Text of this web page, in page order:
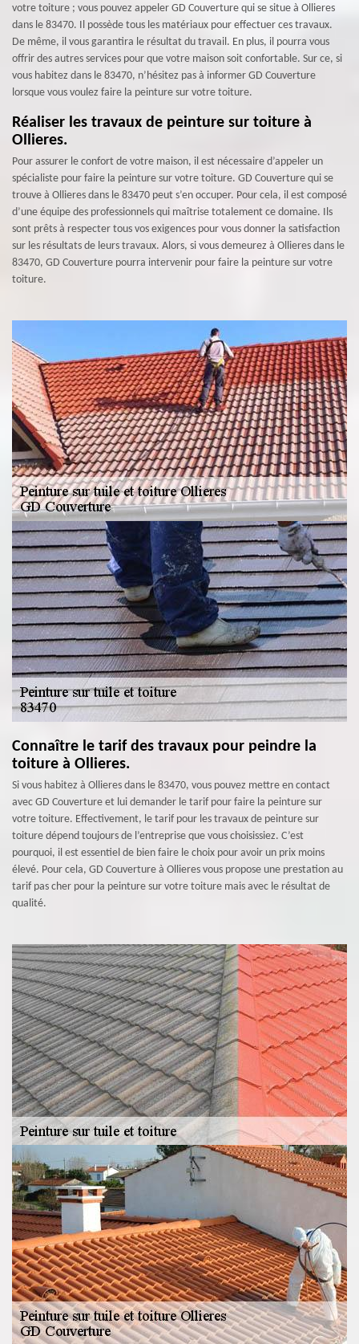
votre toiture ; vous pouvez appeler GD Couverture qui se situe à Ollieres
dans le 83470. Il possède tous les matériaux pour effectuer ces travaux.
De même, il vous garantira le résultat du travail. En plus, il pourra vous
offrir des autres services pour que votre maison soit confortable. Sur ce, si
vous habitez dans le 83470, n’hésitez pas à informer GD Couverture
lorsque vous voulez faire la peinture sur votre toiture.
Réaliser les travaux de peinture sur toiture à
Ollieres.
Pour assurer le confort de votre maison, il est nécessaire d’appeler un
spécialiste pour faire la peinture sur votre toiture. GD Couverture qui se
trouve à Ollieres dans le 83470 peut s’en occuper. Pour cela, il est composé
d’une équipe des professionnels qui maîtrise totalement ce domaine. Ils
sont prêts à respecter tous vos exigences pour vous donner la satisfaction
sur les résultats de leurs travaux. Alors, si vous demeurez à Ollieres dans le
83470, GD Couverture pourra intervenir pour faire la peinture sur votre
toiture.
Connaître le tarif des travaux pour peindre la
toiture à Ollieres.
Si vous habitez à Ollieres dans le 83470, vous pouvez mettre en contact
avec GD Couverture et lui demander le tarif pour faire la peinture sur
votre toiture. Effectivement, le tarif pour les travaux de peinture sur
toiture dépend toujours de l’entreprise que vous choisissiez. C’est
pourquoi, il est essentiel de bien faire le choix pour avoir un prix moins
élevé. Pour cela, GD Couverture à Ollieres vous propose une prestation au
tarif pas cher pour la peinture sur votre toiture mais avec le résultat de
qualité.